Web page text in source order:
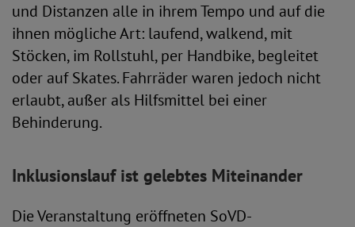
und Distanzen alle in ihrem Tempo und auf die
ihnen mögliche Art: laufend, walkend, mit
Stöcken, im Rollstuhl, per Handbike, begleitet
oder auf Skates. Fahrräder waren jedoch nicht
erlaubt, außer als Hilfsmittel bei einer
Behinderung.
Inklusionslauf ist gelebtes Miteinander
Die Veranstaltung eröffneten SoVD-